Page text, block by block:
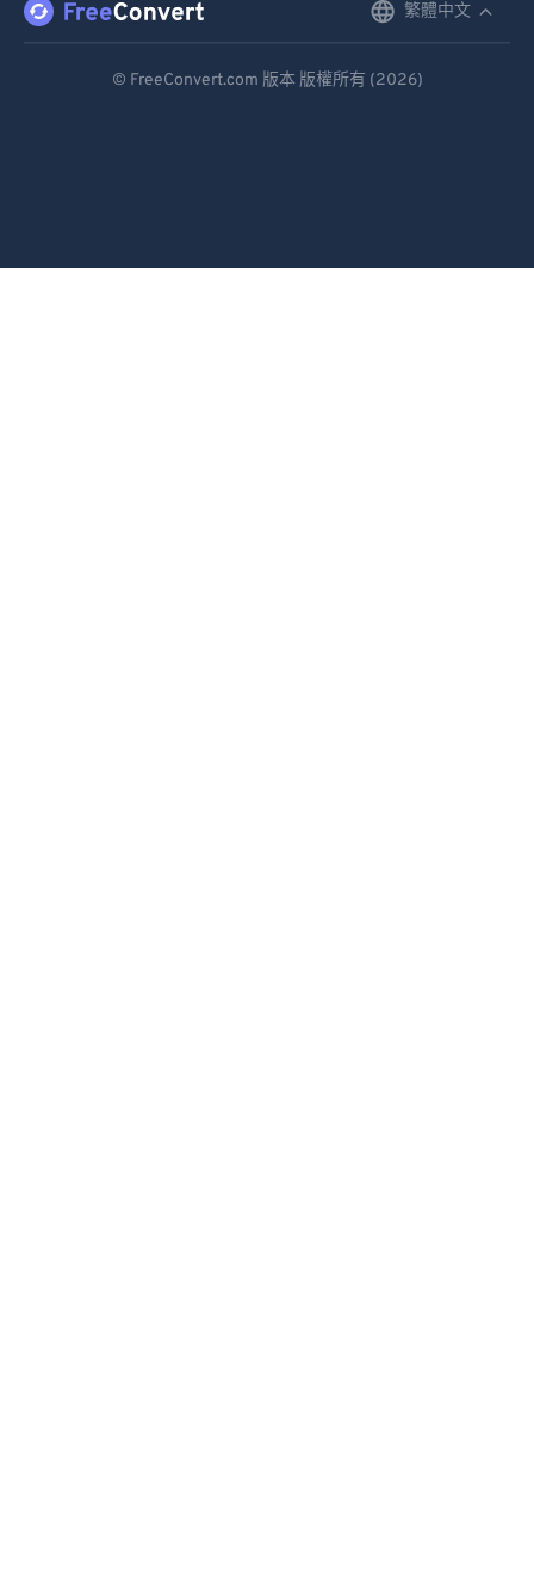
繁體中文
© FreeConvert.com 版本 版權所有 (2026)